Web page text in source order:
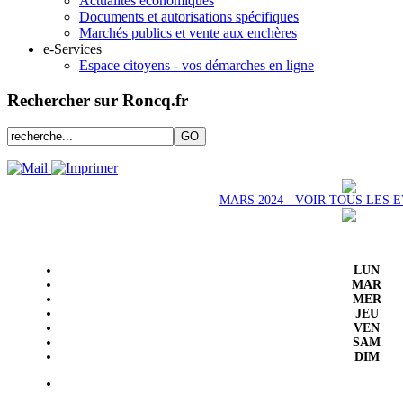
Documents et autorisations spécifiques
Marchés publics et vente aux enchères
e-Services
Espace citoyens - vos démarches en ligne
Rechercher sur Roncq.fr
MARS 2024 - VOIR TOUS LES
LUN
MAR
MER
JEU
VEN
SAM
DIM